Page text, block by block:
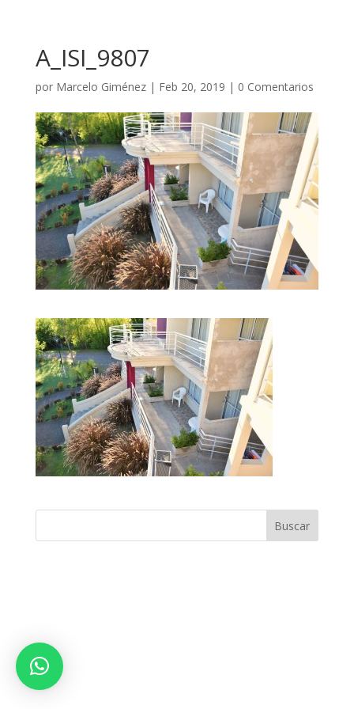
A_ISI_9807
por Marcelo Giménez| Feb 20, 2019 | 0 Comentarios